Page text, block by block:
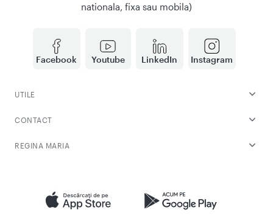
Facebook Youtube LinkedIn Instagram
nationala, fixa sau mobila)
UTILE
CONTACT
REGINA MARIA